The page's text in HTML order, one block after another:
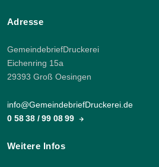
Adresse
GemeindebriefDruckerei
Eichenring 15a
29393 Groß Oesingen
info@GemeindebriefDruckerei.de
0 58 38 / 99 08 99
Weitere Infos